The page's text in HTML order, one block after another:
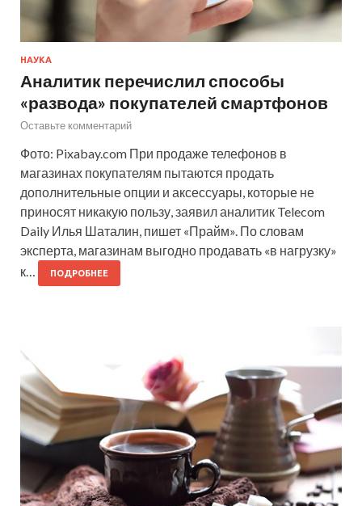
НАУКА
Аналитик перечислил способы
«развода» покупателей смартфонов
Оставьте комментарий
Фото: Pixabay.com При продаже телефонов в
магазинах покупателям пытаются продать
дополнительные опции и аксессуары, которые не
приносят никакую пользу, заявил аналитик Telecom
Daily Илья Шаталин, пишет «Прайм». По словам
эксперта, магазинам выгодно продавать «в нагрузку»
к…
ПОДРОБНЕЕ